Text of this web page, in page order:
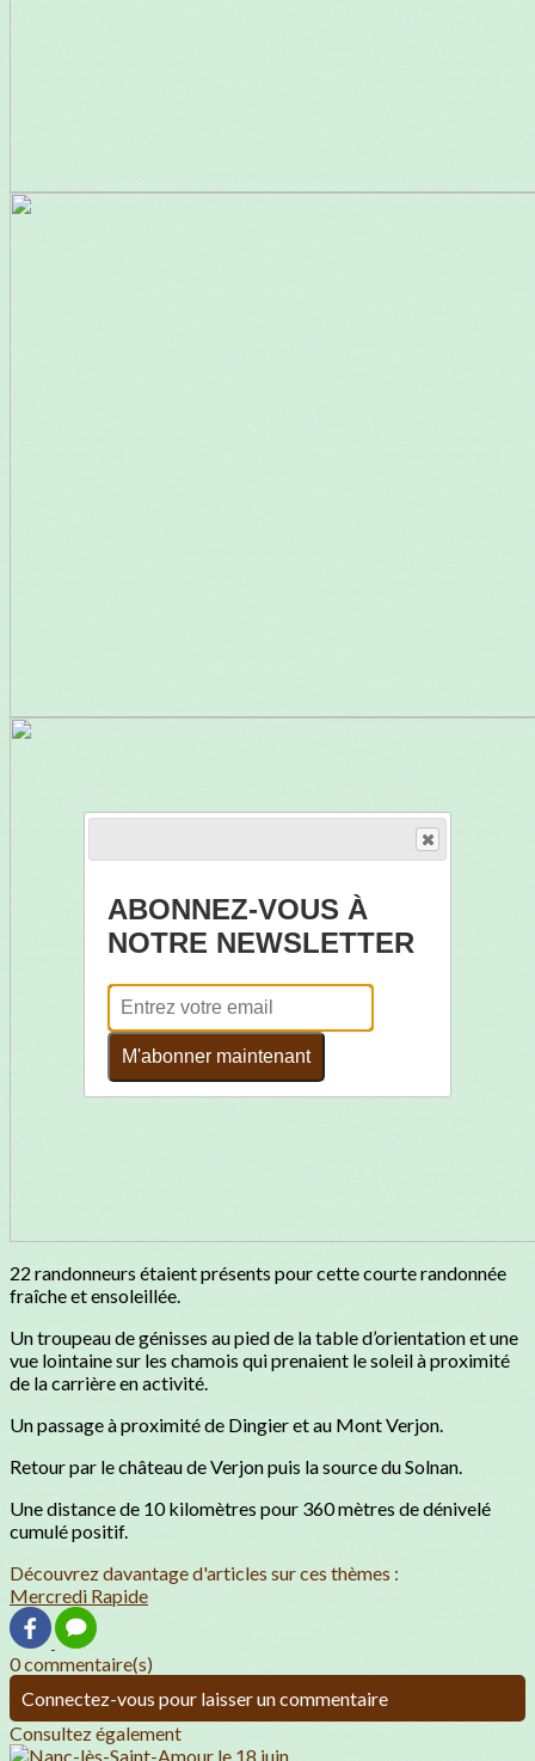
22 randonneurs étaient présents pour cette courte randonnée
fraîche et ensoleillée.
Un troupeau de génisses au pied de la table d’orientation et une
vue lointaine sur les chamois qui prenaient le soleil à proximité
de la carrière en activité.
Un passage à proximité de Dingier et au Mont Verjon.
Retour par le château de Verjon puis la source du Solnan.
Une distance de 10 kilomètres pour 360 mètres de dénivelé
cumulé positif.
Découvrez davantage d'articles sur ces thèmes :
Mercredi Rapide
0 commentaire(s)
Connectez-vous pour laisser un commentaire
Consultez également
ABONNEZ-VOUS À
NOTRE NEWSLETTER
M'abonner maintenant